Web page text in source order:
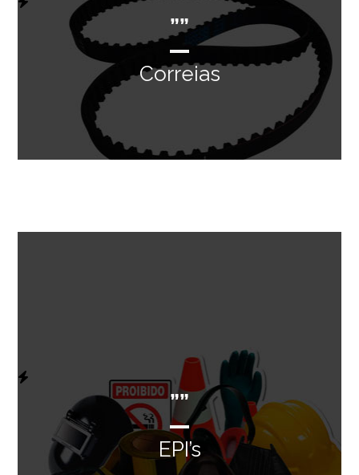
””
Correias
””
EPI’s